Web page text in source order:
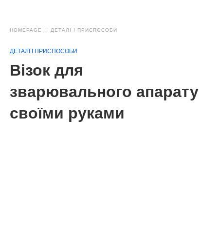
HOMEPAGE ДЕТАЛІ І ПРИСПОСОБИ
ДЕТАЛІ І ПРИСПОСОБИ
Візок для
зварювального апарату
своїми руками